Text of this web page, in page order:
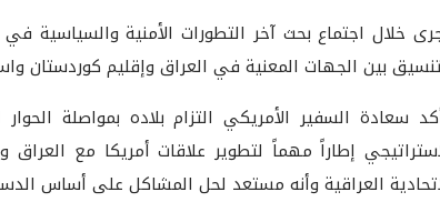
خلال اجتماع بحث آخر التطورات الأمنية والسياسية
بين الجهات المعنية في العراق وإقليم كوردستان
سعادة السفير الأمريكي التزام بلاده بمواصلة
إطاراً مهماً لتطوير علاقات أمريكا مع
العراقية وأنه مستعد لحل المشاكل على أساس